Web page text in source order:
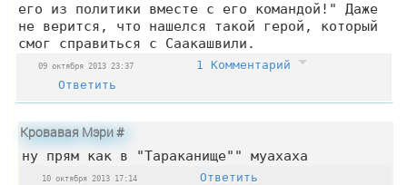
его из политики вместе с его командой!" Даже
не верится, что нашелся такой герой, который
смог справиться с Саакашвили.
09 октября 2013 23:37
1 Комментарий
Ответить
Кровавая Мэри#
ну прям как в "Тараканище"" муахаха
10 октября 2013 17:14 Ответить